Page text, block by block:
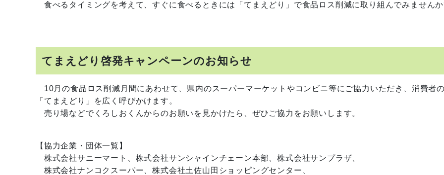
食べるタイミングを考えて、すぐに食べるときには「てまえどり」で食品ロス削減に取り組んでみません
てまえどり啓発キャンペーンのお知らせ
10月の食品ロス削減月間にあわせて、県内のスーパーマーケットやコンビニ等にご協力いただき、消費者
「てまえどり」を広く呼びかけます。
売り場などでくろしおくんからのお願いを見かけたら、ぜひご協力をお願いします。
【協力企業・団体一覧】
株式会社サニーマート、株式会社サンシャインチェーン本部、株式会社サンプラザ、
株式会社ナンコクスーパー、株式会社土佐山田ショッピングセンター、